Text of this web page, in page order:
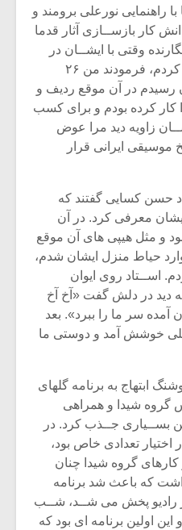
راهنمایی نورعلی برومند و
کار بازســازی آثار قدما
وقتی با ایشــان در
مورد نورعلی برومند صحبت کردم، فرمودند من ۲۶
رسیدم در آن موقع ردیف و
کار کرده بودم و برای کسب
زاویه دید مرا عوض
موسیقی ایرانی قرار
حسن کسایی گفتند که
معرفی کرد. در آن
و مثل هیپی های آن موقع
حیاط منزل ایشان شدم،
اســتاد روی ایوان
که دید در دلش گفت «آخ آخ
آمده سر ما را ببرد». بعد
خوشش آمد و دوستی ما
ابتهاج به برنامه گلهای
گروه شیدا و همراهی
بســیاری جــذب کرد. در
اختیار تعدادی خاص بود،
گروه شیدا چنان
که باعث شد برنامه
رادیو پخش می شــد، شــب
اولین برنامه ای بود که
موریس ژار
دوره
موسیقی